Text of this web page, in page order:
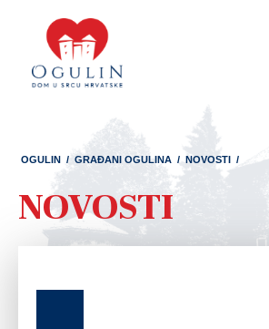
OGULIN / GRAĐANI OGULINA / NOVOSTI /
NOVOSTI